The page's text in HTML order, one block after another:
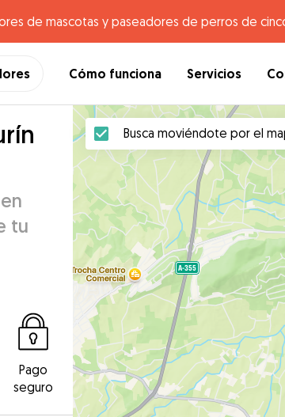
de mascotas y paseadores de perros de
Cómo funciona Servicios
tu
Pago
seguro
Busca moviéndote por el